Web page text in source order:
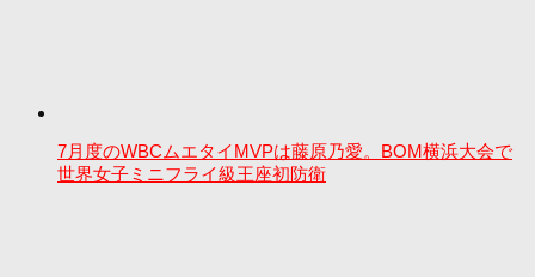
7月度のWBCムエタイMVPは藤原乃愛。BOM横浜大会で
世界女子ミニフライ級王座初防衛